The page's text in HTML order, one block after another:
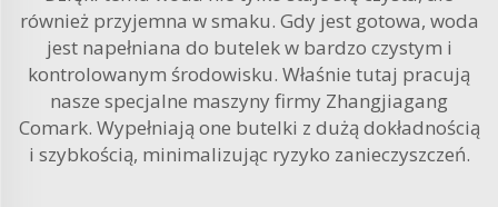
również przyjemna w smaku. Gdy jest gotowa, woda
jest napełniana do butelek w bardzo czystym i
kontrolowanym środowisku. Właśnie tutaj pracują
nasze specjalne maszyny firmy Zhangjiagang
Comark. Wypełniają one butelki z dużą dokładnością
i szybkością, minimalizując ryzyko zanieczyszczeń.